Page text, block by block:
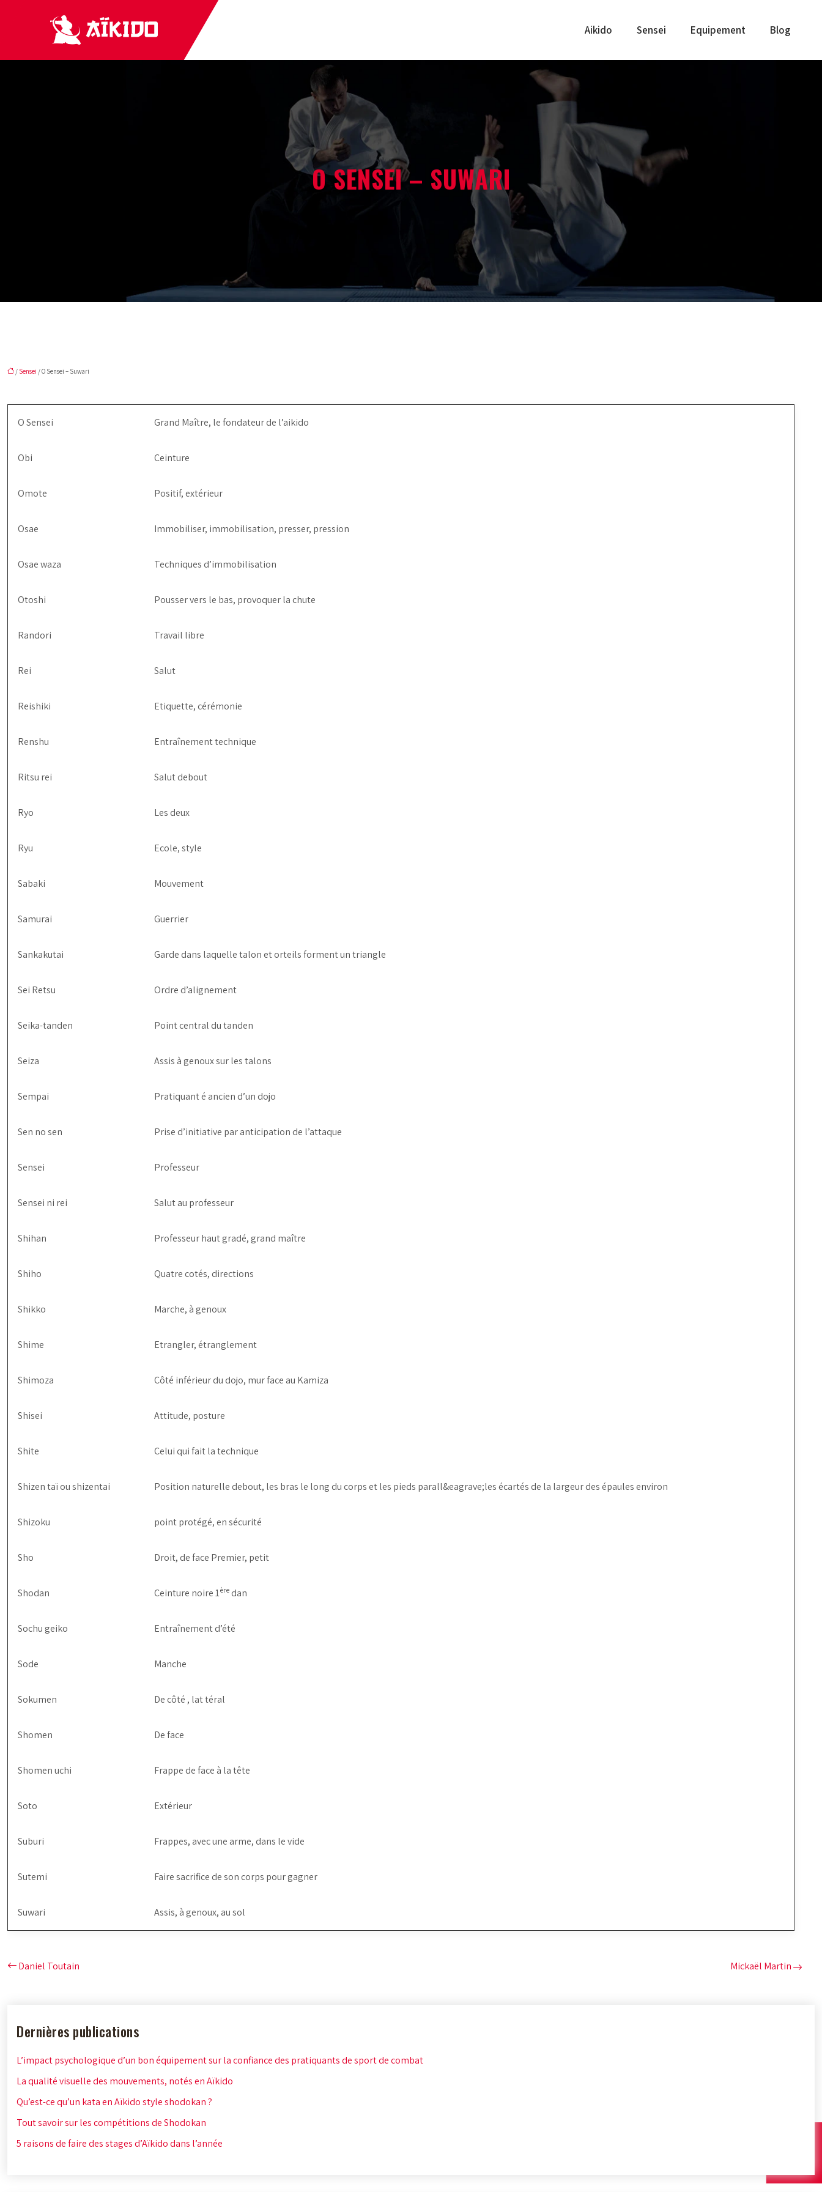
Aikido Sensei Equipement Blog
O SENSEI – SUWARI
/ Sensei / O Sensei – Suwari
O Sensei Grand Maître, le fondateur de l’aikido
Obi Ceinture
Omote Positif, extérieur
Osae Immobiliser, immobilisation, presser, pression
Osae waza Techniques d’immobilisation
Otoshi Pousser vers le bas, provoquer la chute
Randori Travail libre
Rei Salut
Reishiki Etiquette, cérémonie
Renshu Entraînement technique
Ritsu rei Salut debout
Ryo Les deux
Ryu Ecole, style
Sabaki Mouvement
Samurai Guerrier
Sankakutai Garde dans laquelle talon et orteils forment un triangle
Sei Retsu Ordre d’alignement
Seika-tanden Point central du tanden
Seiza Assis à genoux sur les talons
Sempai Pratiquant é ancien d’un dojo
Sen no sen Prise d’initiative par anticipation de l’attaque
Sensei Professeur
Sensei ni rei Salut au professeur
Shihan Professeur haut gradé, grand maître
Shiho Quatre cotés, directions
Shikko Marche, à genoux
Shime Etrangler, étranglement
Shimoza Côté inférieur du dojo, mur face au Kamiza
Shisei Attitude, posture
Shite Celui qui fait la technique
Shizen taï ou shizentai Position naturelle debout, les bras le long du corps et les pieds parall&eagrave;les écartés de la largeur des épaules environ
Shizoku point protégé, en sécurité
Sho Droit, de face Premier, petit
Shodan Ceinture noire 1ère dan
Sochu geiko Entraînement d’été
Sode Manche
Sokumen De côté , lat téral
Shomen De face
Shomen uchi Frappe de face à la tête
Soto Extérieur
Suburi Frappes, avec une arme, dans le vide
Sutemi Faire sacrifice de son corps pour gagner
Suwari Assis, à genoux, au sol
Daniel Toutain Mickaël Martin
Dernières publications
L’impact psychologique d’un bon équipement sur la confiance des pratiquants de sport de combat
La qualité visuelle des mouvements, notés en Aïkido
Qu’est-ce qu’un kata en Aïkido style shodokan ?
Tout savoir sur les compétitions de Shodokan
5 raisons de faire des stages d’Aïkido dans l’année